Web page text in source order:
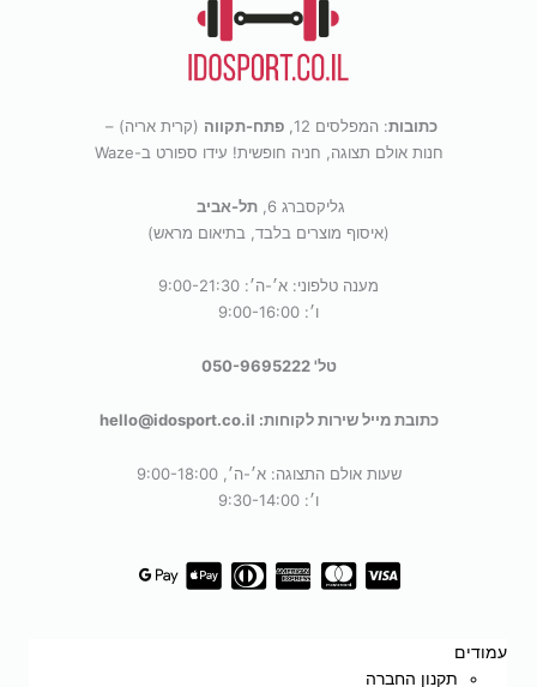
כתובות: המפלסים 12, פתח-תקווה (קרית אריה) –
חנות אולם תצוגה, חניה חופשית! עידו ספורט ב-Waze
גליקסברג 6,
תל-אביב
(איסוף מוצרים בלבד, בתיאום מראש)
מענה טלפוני: א׳-ה׳: 9:00-21:30
ו׳: 9:00-16:00
טל' 050-9695222
כתובת מייל שירות לקוחות: hello@idosport.co.il
שעות אולם התצוגה: א׳-ה׳, 9:00-18:00
ו׳: 9:30-14:00
עמודים
תקנון החברה